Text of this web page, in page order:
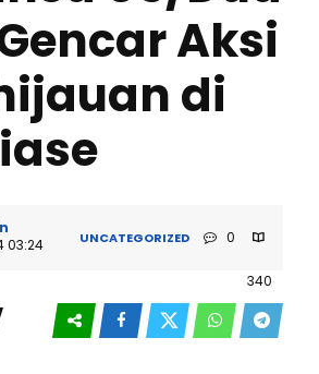
Aksi
di
03:24
UNCATEGORIZED 0
340